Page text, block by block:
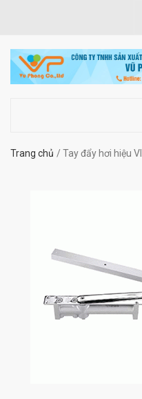
Trang chủ Tay đẩy hơi hiệu